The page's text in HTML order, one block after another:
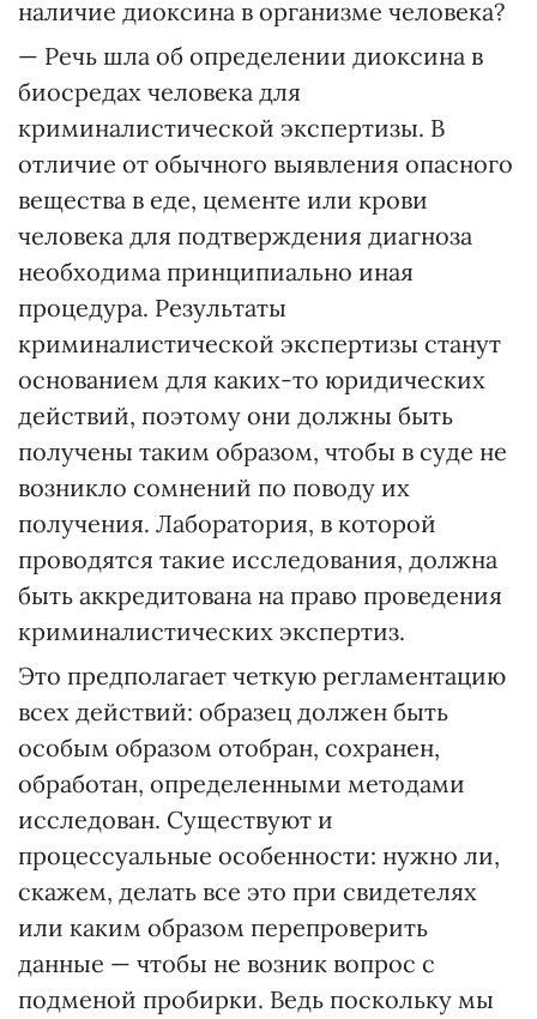
наличие диоксина в организме человека?
— Речь шла об определении диоксина в
биосредах человека для
криминалистической экспертизы. В
отличие от обычного выявления опасного
вещества в еде, цементе или крови
человека для подтверждения диагноза
необходима принципиально иная
процедура. Результаты
криминалистической экспертизы станут
основанием для каких-то юридических
действий, поэтому они должны быть
получены таким образом, чтобы в суде не
возникло сомнений по поводу их
получения. Лаборатория, в которой
проводятся такие исследования, должна
быть аккредитована на право проведения
криминалистических экспертиз.
Это предполагает четкую регламентацию
всех действий: образец должен быть
особым образом отобран, сохранен,
обработан, определенными методами
исследован. Существуют и
процессуальные особенности: нужно ли,
скажем, делать все это при свидетелях
или каким образом перепроверить
данные — чтобы не возник вопрос с
подменой пробирки. Ведь поскольку мы